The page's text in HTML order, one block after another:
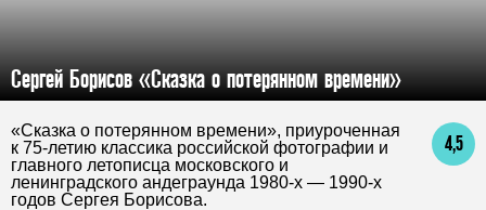
Сергей Борисов «Сказка о потерянном времени»
4,5
«Сказка о потерянном времени», приуроченная
к 75-летию классика российской фотографии и
главного летописца московского и
ленинградского андеграунда 1980-х — 1990-х
годов Сергея Борисова.